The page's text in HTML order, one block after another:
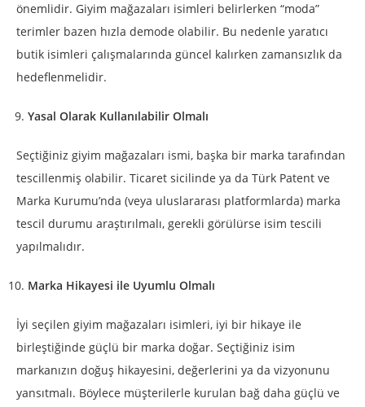
önemlidir. Giyim mağazaları isimleri belirlerken “moda”
terimler bazen hızla demode olabilir. Bu nedenle yaratıcı
butik isimleri çalışmalarında güncel kalırken zamansızlık da
hedeflenmelidir.
Yasal Olarak Kullanılabilir Olmalı
Seçtiğiniz giyim mağazaları ismi, başka bir marka tarafından
tescillenmiş olabilir. Ticaret sicilinde ya da Türk Patent ve
Marka Kurumu’nda (veya uluslararası platformlarda) marka
tescil durumu araştırılmalı, gerekli görülürse isim tescili
yapılmalıdır.
Marka Hikayesi ile Uyumlu Olmalı
İyi seçilen giyim mağazaları isimleri, iyi bir hikaye ile
birleştiğinde güçlü bir marka doğar. Seçtiğiniz isim
markanızın doğuş hikayesini, değerlerini ya da vizyonunu
yansıtmalı. Böylece müşterilerle kurulan bağ daha güçlü ve